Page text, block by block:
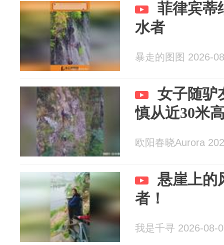
菲律宾蒂
水者
暴走的图图 2026-
女子随驴
慎从近30米
欧阳春晓Aurora
悬崖上的
者！️
我是千寻 2026-08-